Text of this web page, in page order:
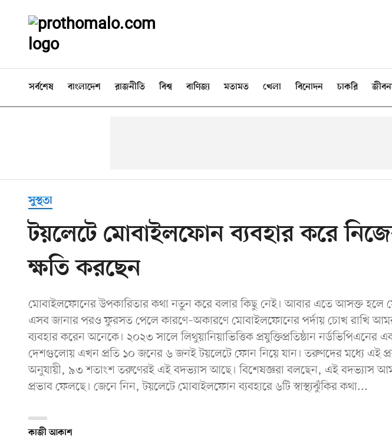
সর্বশেষ বাংলাদেশ রাজনীতি বিশ্ব বাণিজ্য মতামত খেলা বিনোদন চাকরি
সুস্থতা
টয়লেটে মোবাইলফোন ব্যবহার করে নিজের
ক্ষতি করছেন
মোবাইলফোনের উপকারিতার কথা নতুন করে বলার কিছু নেই। আবার এতে আসক্ত হলে
এসব জানার পরও ফুরসত পেলে কারণে–অকারণে মোবাইলফোনের পর্দায় চোখ রাখি
ব্যবহার করেন অনেকে। ২০২৩ সালে লিথুয়ানিয়াভিত্তিক প্রযুক্তিপ্রতিষ্ঠান নর্ডভিপিএনের
দেশগুলোয় এখন প্রতি ১০ জনের ৬ জনই টয়লেটে ফোন নিয়ে যান। তরুণদের মধ্যে এই
অনুযায়ী, ৯৩ শতাংশ তরুণেরই এই বদভ্যাস আছে। বিশেষজ্ঞরা বলছেন, এই বদভ্যাস
প্রভাব ফেলছে। জেনে নিন, টয়লেটে মোবাইলফোন ব্যবহারে ৬টি স্বাস্থ্যঝুঁকির কথা...
কাজী আকাশ